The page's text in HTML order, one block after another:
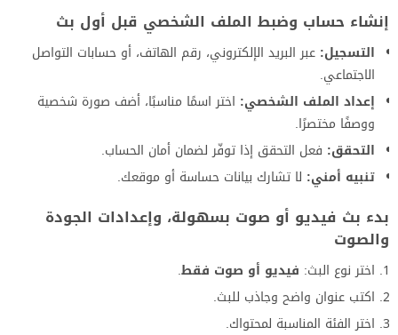
إنشاء حساب وضبط الملف الشخصي قبل أول بث
التسجيل: عبر البريد الإلكتروني، رقم الهاتف، أو حسابات التواصل
الاجتماعي.
إعداد الملف الشخصي: اختر اسمًا مناسبًا، أضف صورة شخصية
ووصفًا مختصرًا.
التحقق: فعل التحقق إذا توفّر لضمان أمان الحساب.
تنبيه أمني: لا تشارك بيانات حساسة أو موقعك.
بدء بث فيديو أو صوت بسهولة، وإعدادات الجودة
والصوت
اختر نوع البث: فيديو أو صوت فقط.
اكتب عنوان واضح وجاذب للبث.
اختر الفئة المناسبة لمحتواك.